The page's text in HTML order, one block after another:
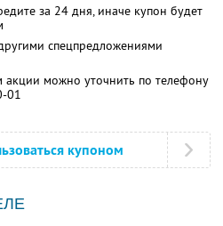
за 24 дня, иначе купон будет
спецпредложениями
можно уточнить по телефону
01
купоном